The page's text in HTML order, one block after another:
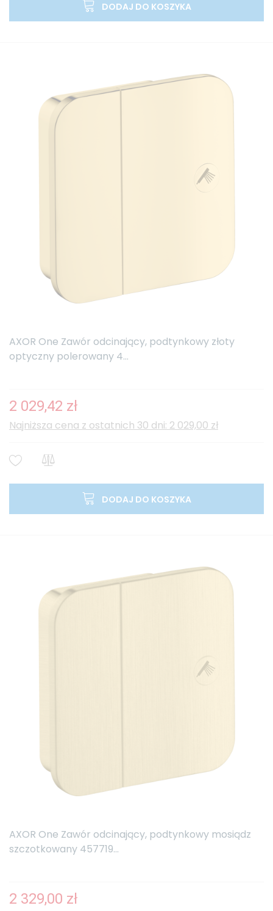
DODAJ DO KOSZYKA
AXOR One Zawór odcinający, podtynkowy złoty
optyczny polerowany 4...
2 029,42 zł
Najniższa cena z ostatnich 30 dni: 2 029,00 zł
DODAJ DO KOSZYKA
AXOR One Zawór odcinający, podtynkowy mosiądz
szczotkowany 457719...
2 329,00 zł